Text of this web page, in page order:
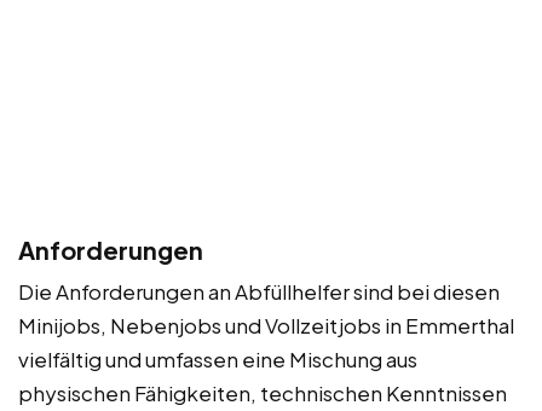
Anforderungen
Die Anforderungen an Abfüllhelfer sind bei diesen
Minijobs, Nebenjobs und Vollzeitjobs in Emmerthal
vielfältig und umfassen eine Mischung aus
physischen Fähigkeiten, technischen Kenntnissen